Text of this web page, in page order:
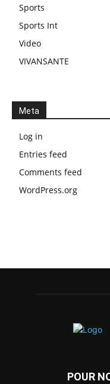
Sports
Sports Int
Video
VIVANSANTE
Meta
Log in
Entries feed
Comments feed
WordPress.org
POUR